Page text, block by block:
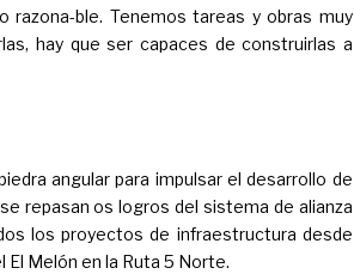
ble. Tenemos tareas y obras muy
hay que ser capaces de construirlas a
angular para impulsar el desarrollo de
repasan os logros del sistema de alianza
los proyectos de infraestructura desde
El Melón en la Ruta 5 Norte.